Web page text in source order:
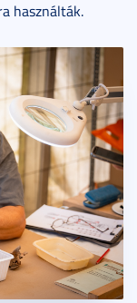
használták.